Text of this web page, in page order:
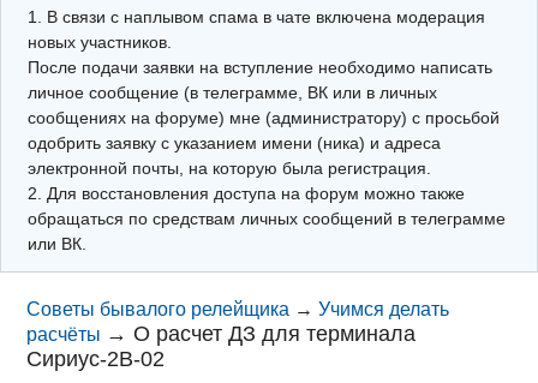
Поиск релейщика
Видео РЗиА
Фотохостинг
Телеграм
1. В связи с наплывом спама в чате включена модерация
новых участников.
После подачи заявки на вступление необходимо написать
личное сообщение (в телеграмме, ВК или в личных
сообщениях на форуме) мне (администратору) с просьбой
одобрить заявку с указанием имени (ника) и адреса
электронной почты, на которую была регистрация.
2. Для восстановления доступа на форум можно также
обращаться по средствам личных сообщений в телеграмме
или ВК.
Советы бывалого релейщика →Учимся делать
расчёты →О расчет ДЗ для терминала
Сириус-2В-02